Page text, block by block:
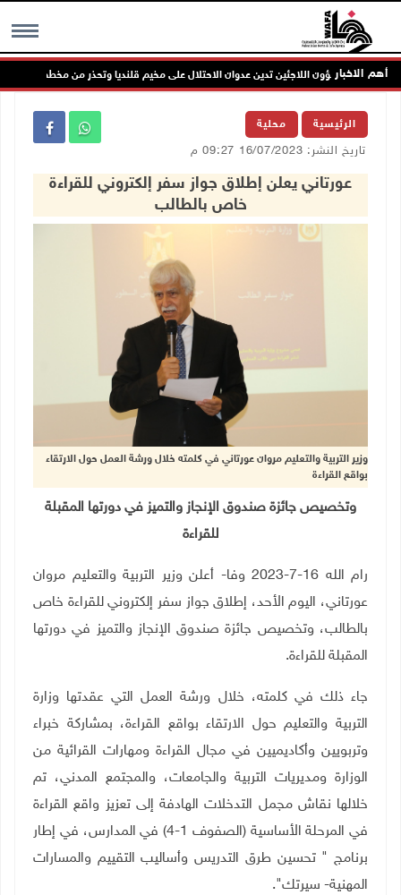
MENU أهم الاخبارشؤون اللاجئين تدين عدوان الاحتلال على مخيم قلنديا وتحذر من مخطط توسيعه
الرئيسية محلية
تاريخ النشر: 16/07/2023 09:27 م
عورتاني يعلن إطلاق جواز سفر إلكتروني للقراءة
خاص بالطالب
وزير التربية والتعليم مروان عورتاني في كلمته خلال ورشة العمل حول الارتقاء
بواقع القراءة
وتخصيص جائزة صندوق الإنجاز والتميز في دورتها المقبلة
للقراءة
رام الله 16-7-2023 وفا- أعلن وزير التربية والتعليم مروان
عورتاني، اليوم الأحد، إطلاق جواز سفر إلكتروني للقراءة خاص
بالطالب، وتخصيص جائزة صندوق الإنجاز والتميز في دورتها
المقبلة للقراءة.
جاء ذلك في كلمته، خلال ورشة العمل التي عقدتها وزارة
التربية والتعليم حول الارتقاء بواقع القراءة، بمشاركة خبراء
وتربويين وأكاديميين في مجال القراءة ومهارات القرائية من
الوزارة ومديريات التربية والجامعات، والمجتمع المدني، تم
خلالها نقاش مجمل التدخلات الهادفة إلى تعزيز واقع القراءة
في المرحلة الأساسية (الصفوف 1-4) في المدارس، في إطار
برنامج " تحسين طرق التدريس وأساليب التقييم والمسارات
المهنية- سيرتك".